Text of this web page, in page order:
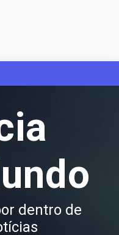
dentro de